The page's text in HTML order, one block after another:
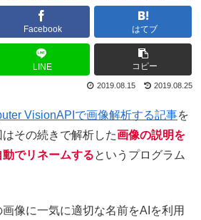
Facebook はてブ
LINE コピー
2019.08.25
2019.08.15
VisionAPIで画像解析する記事を
その続きで解析した画像の説明を
でリネームするというプログラム
像に一気に適切な名前をAIを利用